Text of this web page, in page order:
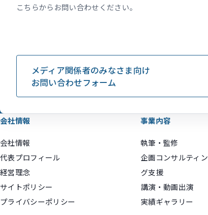
こちらからお問い合わせください。
メディア関係者のみなさま向け
お問い合わせフォーム
会社情報
会社情報
代表プロフィール
経営理念
サイトポリシー
プライバシーポリシー
事業内容
執筆・監修
企画コンサルティ
グ支援
講演・動画出演
実績ギャラリー